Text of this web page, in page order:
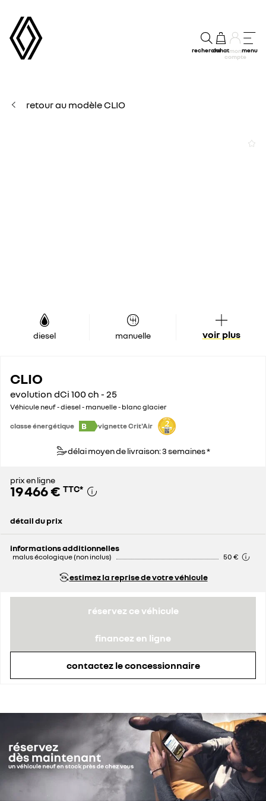
rechercheachatmon
compte
menu
retour au modèle CLIO
diesel manuelle voir plus
CLIO
evolution dCi 100 ch - 25
Véhicule neuf - diesel - manuelle - blanc glacier
classe énergétique B vignette Crit'Air
délai moyen de livraison: 3 semaines *
prix en ligne
19 466 € TTC*
détail du prix
informations additionnelles
malus écologique (non inclus) 50 €
estimez la reprise de votre véhicule
réservez ce véhicule
financez en ligne
contactez le concessionnaire